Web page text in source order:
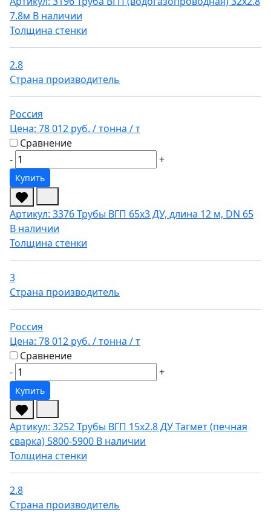
7.8м В наличии
Толщина стенки
2.8
Страна производитель
Россия
Цена: 78 012 руб. / тонна / т
Сравнение
-
+
Купить
Артикул: 3376Трубы ВГП 65х3 ДУ, длина 12 м, DN 65
В наличии
Толщина стенки
3
Страна производитель
Россия
Цена: 78 012 руб. / тонна / т
Сравнение
-
+
Купить
Артикул: 3252Трубы ВГП 15х2.8 ДУ Тагмет (печная
сварка) 5800-5900 В наличии
Толщина стенки
2.8
Страна производитель